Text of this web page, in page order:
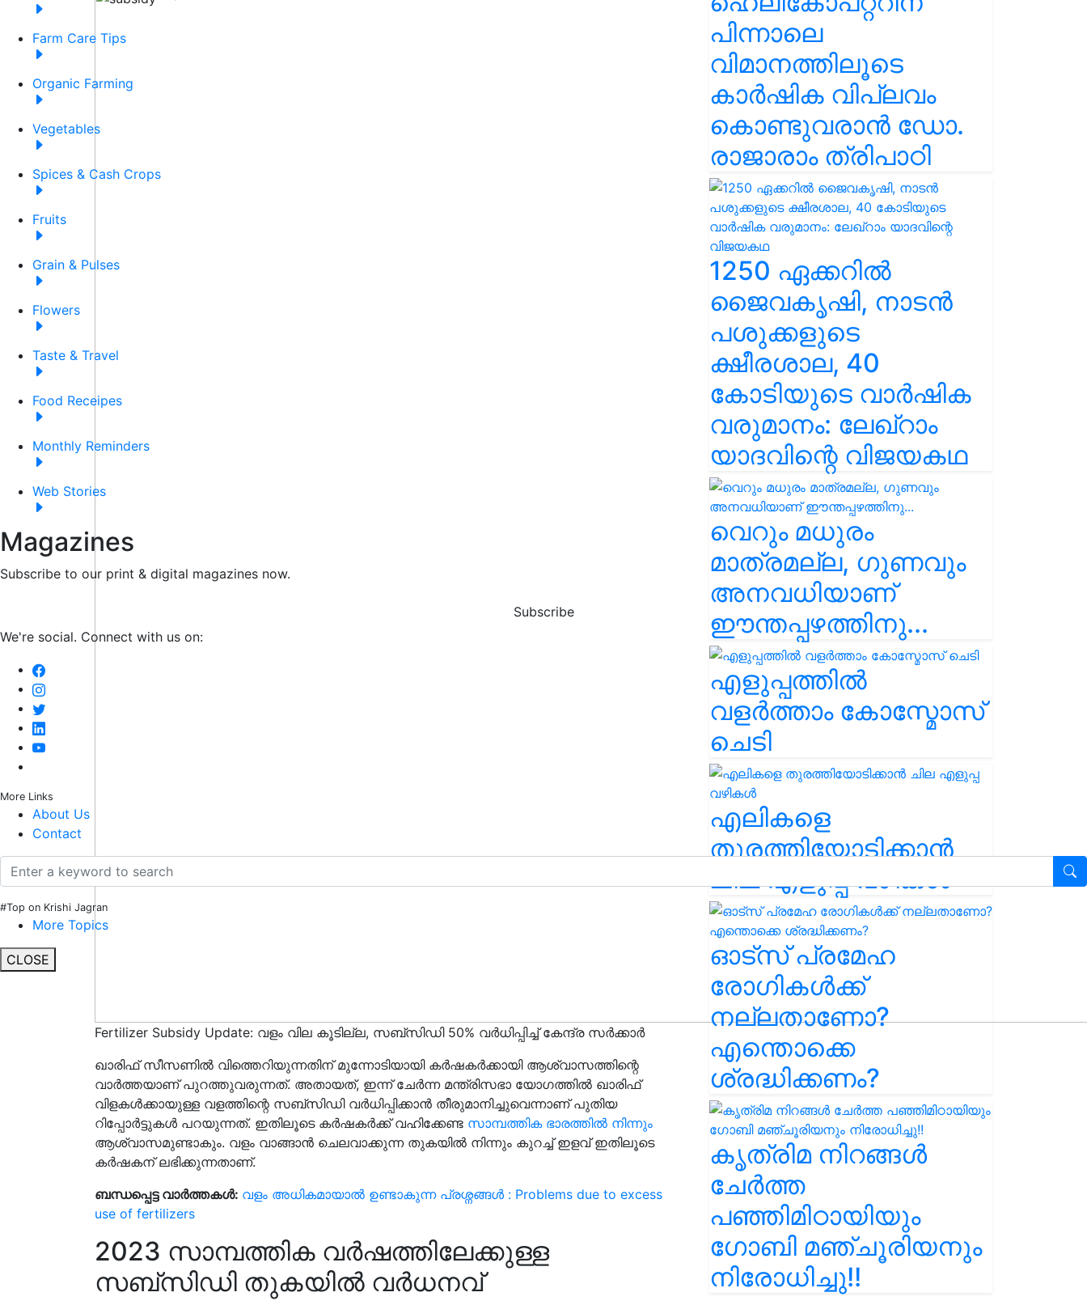
Farm Care Tips
Organic Farming
Vegetables
Spices & Cash Crops
Fruits
Grain & Pulses
Flowers
Taste & Travel
Food Receipes
Monthly Reminders
Web Stories
Magazines
Subscribe to our print & digital magazines now.
Subscribe
We're social. Connect with us on:
More Links
About Us
Contact
#Top on Krishi Jagran
More Topics
CLOSE
Fertilizer Subsidy Update: വളം വില കൂടില്ല, സബ്സിഡി 50% വർധിപ്പിച്ച് കേന്ദ്ര സർക്കാർ
ഖാരിഫ് സീസണിൽ വിത്തെറിയുന്നതിന് മുന്നോടിയായി കർഷകർക്കായി ആശ്വാസത്തിന്റെ
വാർത്തയാണ് പുറത്തുവരുന്നത്. അതായത്, ഇന്ന് ചേർന്ന മന്ത്രിസഭാ യോഗത്തിൽ ഖാരിഫ്
വിളകൾക്കായുള്ള വളത്തിന്റെ സബ്‌സിഡി വർധിപ്പിക്കാൻ തീരുമാനിച്ചുവെന്നാണ് പുതിയ
റിപ്പോർട്ടുകൾ പറയുന്നത്. ഇതിലൂടെ കർഷകർക്ക് വഹിക്കേണ്ട സാമ്പത്തിക ഭാരത്തിൽ നിന്നും
ആശ്വാസമുണ്ടാകും. വളം വാങ്ങാൻ ചെലവാക്കുന്ന തുകയിൽ നിന്നും കുറച്ച് ഇളവ് ഇതിലൂടെ
കർഷകന് ലഭിക്കുന്നതാണ്.
ബന്ധപ്പെട്ട വാർത്തകൾ: വളം അധികമായാല്‍ ഉണ്ടാകുന്ന പ്രശ്നങ്ങള്‍ : Problems due to excess
use of fertilizers
2023 സാമ്പത്തിക വർഷത്തിലേക്കുള്ള
സബ്സിഡി തുകയിൽ വർധനവ്
പിന്നാലെ
വിമാനത്തിലൂടെ
കാർഷിക വിപ്ലവം
കൊണ്ടുവരാൻ ഡോ.
രാജാരാം ത്രിപാഠി
1250 ഏക്കറിൽ
ജൈവകൃഷി, നാടൻ
പശുക്കളുടെ
ക്ഷീരശാല, 40
കോടിയുടെ വാർഷിക
വരുമാനം: ലേഖ്‌റാം
യാദവിന്റെ വിജയകഥ
വെറും മധുരം
മാത്രമല്ല, ഗുണവും
അനവധിയാണ്
ഈന്തപ്പഴത്തിനു...
എളുപ്പത്തിൽ
വളർത്താം കോസ്മോസ്
ചെടി
എലികളെ
തുരത്തിയോടിക്കാൻ
ചില എളുപ്പ വഴികൾ
ഓട്സ് പ്രമേഹ
രോഗികൾക്ക്
നല്ലതാണോ?
എന്തൊക്കെ
ശ്രദ്ധിക്കണം?
കൃത്രിമ നിറങ്ങൾ
ചേർത്ത
പഞ്ഞിമിഠായിയും
ഗോബി മഞ്ചൂരിയനും
നിരോധിച്ചു!!